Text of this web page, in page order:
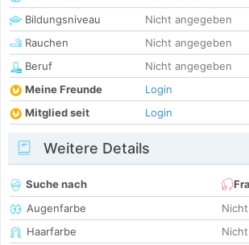
Bildungsniveau
Nicht angegeben
Rauchen
Nicht angegeben
Beruf
Nicht angegeben
Meine Freunde
Login
Mitglied seit
Login
Weitere Details
Suche nach
Augenfarbe
Haarfarbe